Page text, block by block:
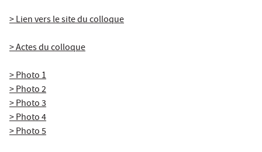
> Lien vers le site du colloque
> Actes du colloque
> Photo 1
> Photo 2
> Photo 3
> Photo 4
> Photo 5